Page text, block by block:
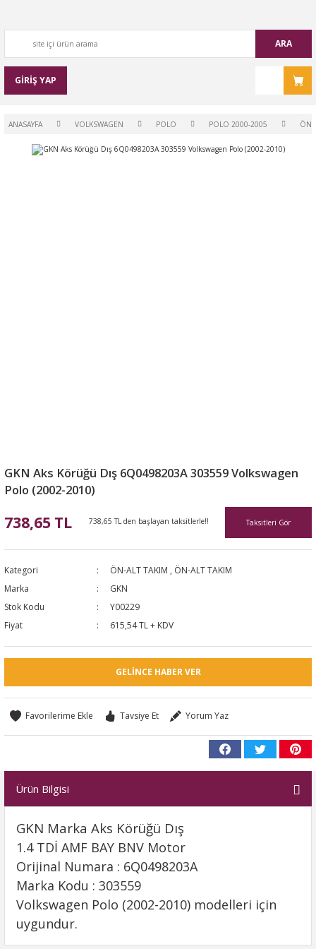
ARA
GİRİŞ YAP
ANASAYFA VOLKSWAGEN POLO POLO 2000-2005 ÖN-
GKN Aks Körüğü Dış 6Q0498203A 303559 Volkswagen
Polo (2002-2010)
738,65 TL 738,65 TL den başlayan taksitlerle!! Taksitleri Gör
Kategori ÖN-ALT TAKIM , ÖN-ALT TAKIM
Marka
GKN
Stok Kodu
Y00229
Fiyat
615,54 TL + KDV
GELINCE HABER VER
Tavsiye Et Yorum Yaz
Ürün Bilgisi
GKN Marka Aks Körüğü Dış
1.4 TDİ AMF BAY BNV Motor
Orijinal Numara : 6Q0498203A
Marka Kodu : 303559
Volkswagen Polo (2002-2010) modelleri için
uygundur.